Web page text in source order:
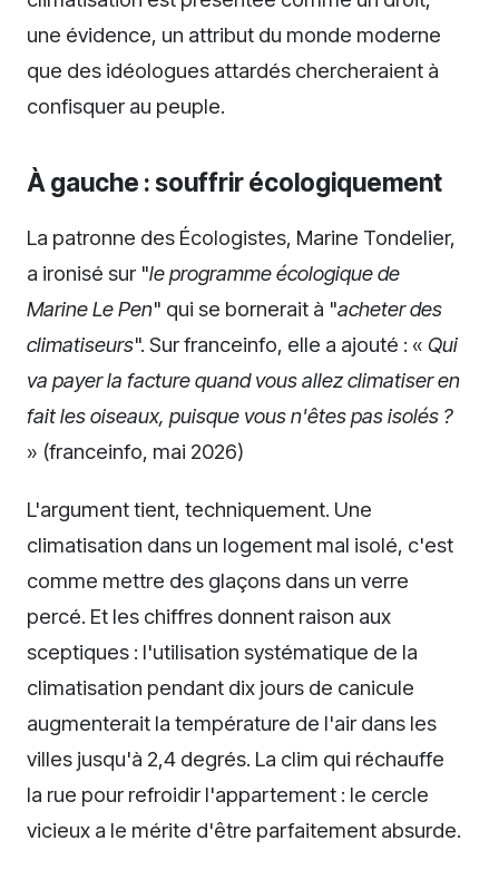
une évidence, un attribut du monde moderne
que des idéologues attardés chercheraient à
confisquer au peuple.
À gauche : souffrir écologiquement
La patronne des Écologistes, Marine Tondelier,
a ironisé sur "le programme écologique de
Marine Le Pen" qui se bornerait à "acheter des
climatiseurs". Sur franceinfo, elle a ajouté : « Qui
va payer la facture quand vous allez climatiser en
fait les oiseaux, puisque vous n'êtes pas isolés ?
» (franceinfo, mai 2026)
L'argument tient, techniquement. Une
climatisation dans un logement mal isolé, c'est
comme mettre des glaçons dans un verre
percé. Et les chiffres donnent raison aux
sceptiques : l'utilisation systématique de la
climatisation pendant dix jours de canicule
augmenterait la température de l'air dans les
villes jusqu'à 2,4 degrés. La clim qui réchauffe
la rue pour refroidir l'appartement : le cercle
vicieux a le mérite d'être parfaitement absurde.